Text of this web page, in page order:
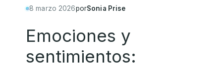
8 marzo 2026porSonia Prise
Emociones y
sentimientos: